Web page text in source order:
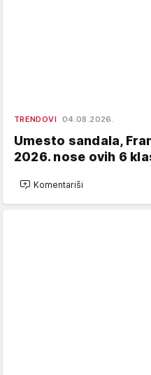
TRENDOVI 04.08.2026.
Umesto sandala,
2026. nose ovih 6
Komentariši